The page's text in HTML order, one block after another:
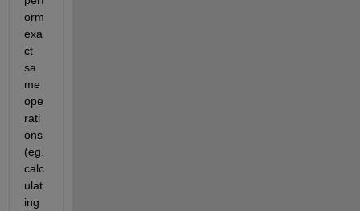
orm
exa
ct
sa
me
ope
rati
ons
(eg.
calc
ulat
ing